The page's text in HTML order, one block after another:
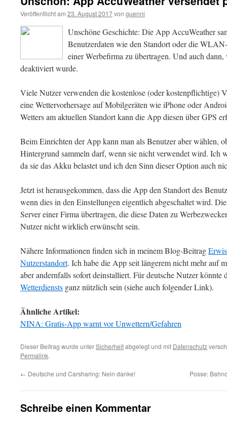
Veröffentlicht am 23. August 2017von guenni
Unschöne Geschichte: Die App AccuWeather
Benutzerdaten wie den Standort oder die
einer Werbefirma zu übertragen. Und auch
deaktiviert wurde.
Viele Nutzer verwenden die kostenlose (oder kostenpflichtige)
eine Wettervorhersage auf Mobilgeräten wie iPhone oder
Wetters am aktuellen Standort kann die App diesen über GPS
Beim Einrichten der App kann man als Benutzer aber wählen,
Hintergrund sammeln darf, wenn sie nicht verwendet wird. Ich
da sie das Akku belastet und ich den Sinn dieser Option auch
Jetzt ist herausgekommen, dass die App den Standort des
wenn dies in den Einstellungen eigentlich abgeschaltet wird.
Server einer Firma übertragen, die diese Daten zu
Nutzer nicht wirklich erwünscht sein.
Nähere Informationen finden sich in meinem Blog-Beitrag
Nutzerstandort. Ich habe die App seit längerem nicht mehr auf
aber andernfalls sofort deinstalliert. Für deutsche Nutzer
Wetterdiensts ganz nützlich sein (siehe auch folgender Link).
Ähnliche Artikel:
NINA: Gratis-App warnt vor Unwettern/Gefahren
Dieser Beitrag wurde unterSicherheitabgelegt und mit Datenschutz
Permalink.
← Deutsche und Carsharing: Nein danke! Posse:
Schreibe einen Kommentar